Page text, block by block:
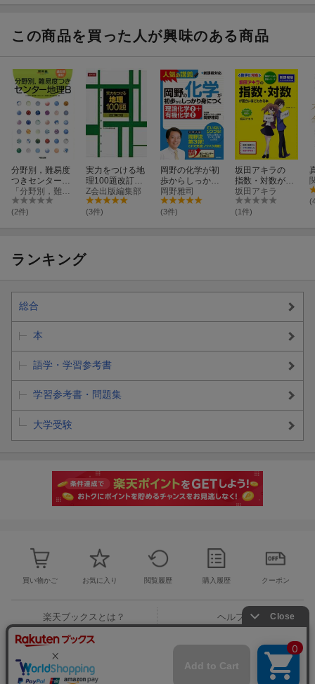
この商品を買った人が興味のある商品
分野別，難易度
つきセンター地
理B
(2件)
実力をつける地
理100題改訂第3
版
Z会出版編集部
(3件)
岡野の化学が初
歩からしっかり
身につく「理論
化学2＋有機化
学2」
岡野雅司
(3件)
坂田アキラの
指数・対数が面
白いほどわかる
本
坂田アキラ
(1件)
ランキング
総合
本
語学・学習参考書
学習参考書・問題集
大学受験
買い物かご お気に入り 閲覧履歴 購入履歴 クーポン
楽天ブックスとは？ ヘルプ
お問い合わせ窓口 ご意見・ご要望